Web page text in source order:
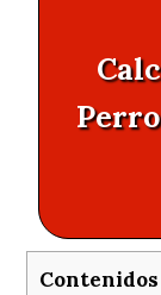
Contenidos